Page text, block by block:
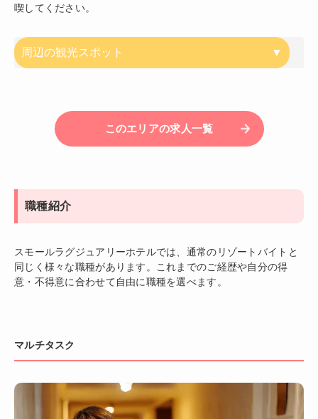
喫してください。
周辺の観光スポット
このエリアの求人一覧
職種紹介
スモールラグジュアリーホテルでは、通常のリゾートバイトと
同じく様々な職種があります。これまでのご経歴や自分の得
意・不得意に合わせて自由に職種を選べます。
マルチタスク